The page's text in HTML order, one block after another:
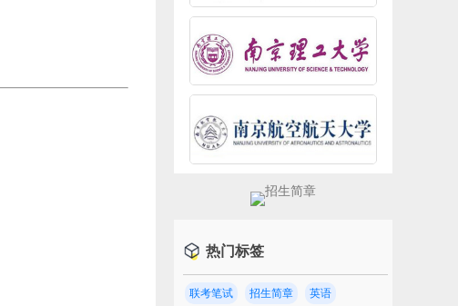
热门标签
联考笔试 招生简章 英语